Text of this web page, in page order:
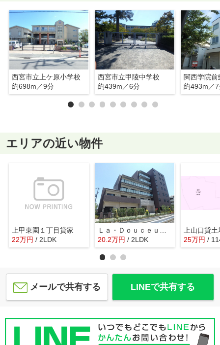
西宮市立上ケ原小学校
約698m／9分
西宮市立甲陵中学校
約439m／6分
関西学院前
約493m／
エリアの近い物件
上甲東園１丁目貸家
22万円 / 2LDK
20.2万円 / 2LDK
上山口貸土
25万円 /
メールで共有する LINEで共有する